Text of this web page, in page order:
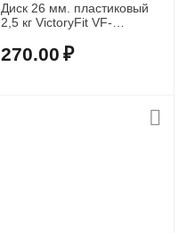
Диск 26 мм. пластиковый
2,5 кг VictoryFit VF-
270.00 ₽